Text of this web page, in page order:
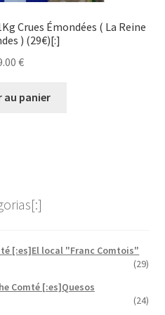
Crues Émondées ( La Reine
) (29€)[:]
€
au panier
[:es]El local "Franc Comtois"
(29)
Comté [:es]Quesos
(24)